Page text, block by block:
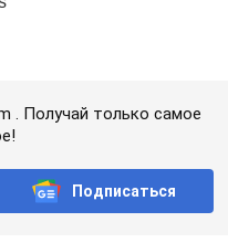
. Получай только самое
Подписаться